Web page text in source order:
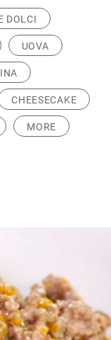
DOLCI
UOVA
CHEESECAKE
MORE